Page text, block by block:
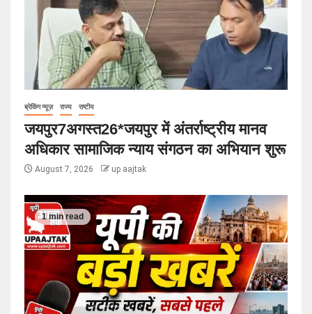
ब्रेकिंग न्यूज़ राज्य राष्टीय
जयपुर7अगस्त26*जयपुर में अंतर्राष्ट्रीय मानव
अधिकार सामाजिक न्याय संगठन का अभियान शुरू
August 7, 2026 up aajtak
1 min read